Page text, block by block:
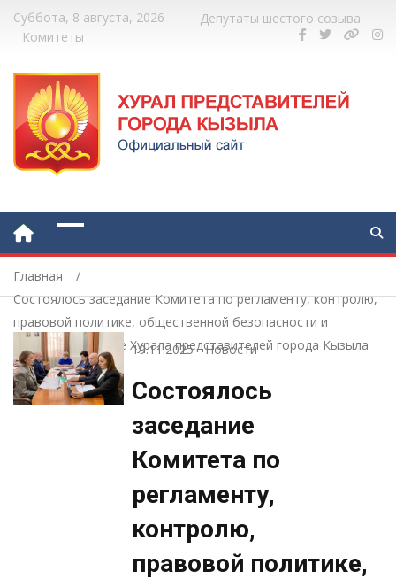
Суббота, 8 августа, 2026
Депутаты шестого созыва
Комитеты
Главная
Состоялось заседание Комитета по регламенту, контролю,
правовой политике, общественной безопасности и
депутатской этике Хурала представителей города Кызыла
19.11.2025- Новости
Состоялось
заседание
Комитета по
регламенту,
контролю,
правовой политике,